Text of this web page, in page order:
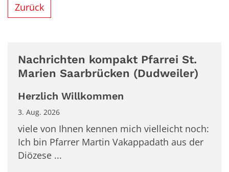
Zurück
Nachrichten kompakt Pfarrei St.
Marien Saarbrücken (Dudweiler)
Herzlich Willkommen
3. Aug. 2026
viele von Ihnen kennen mich vielleicht noch:
Ich bin Pfarrer Martin Vakappadath aus der
Diözese ...